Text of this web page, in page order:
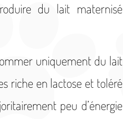
du lait maternisé
uniquement du lait
riche en lactose et toléré
peu d’énergie